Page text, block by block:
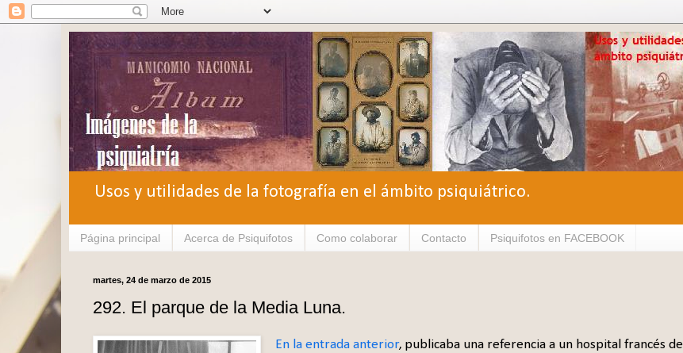
Usos y utilidades de la fotografía en el ámbito psiquiátrico.
Página principal Acerca de Psiquifotos Como colaborar Contacto Psiquifotos en FACEBOOK
martes, 24 de marzo de 2015
292. El parque de la Media Luna.
En la entrada anterior, publicaba una referencia a un hospital francés de